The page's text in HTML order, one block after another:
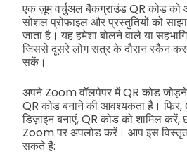
एक ज़ूम वर्चुअल बैकग्राउंड QR कोड को
सोशल प्रोफाइल और प्रस्तुतियों को
जाता है। यह हमेशा बोलने वाले या
जिससे दूसरे लोग सत्र के दौरान स्कैन
सकें।
अपने Zoom वॉलपेपर में QR कोड
QR कोड बनाने की आवश्यकता है।
डिज़ाइन बनाएं, QR कोड को शामिल
Zoom पर अपलोड करें। आप इस विस्तृत
सकते हैं: